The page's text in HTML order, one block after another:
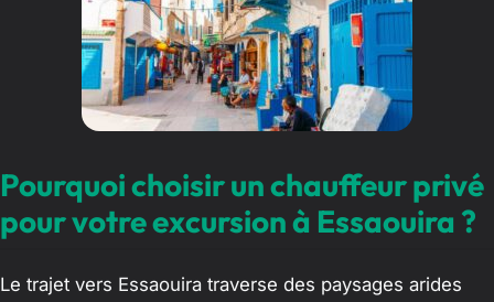
Pourquoi choisir un chauffeur privé
pour votre excursion à Essaouira ?
Le trajet vers Essaouira traverse des paysages arides